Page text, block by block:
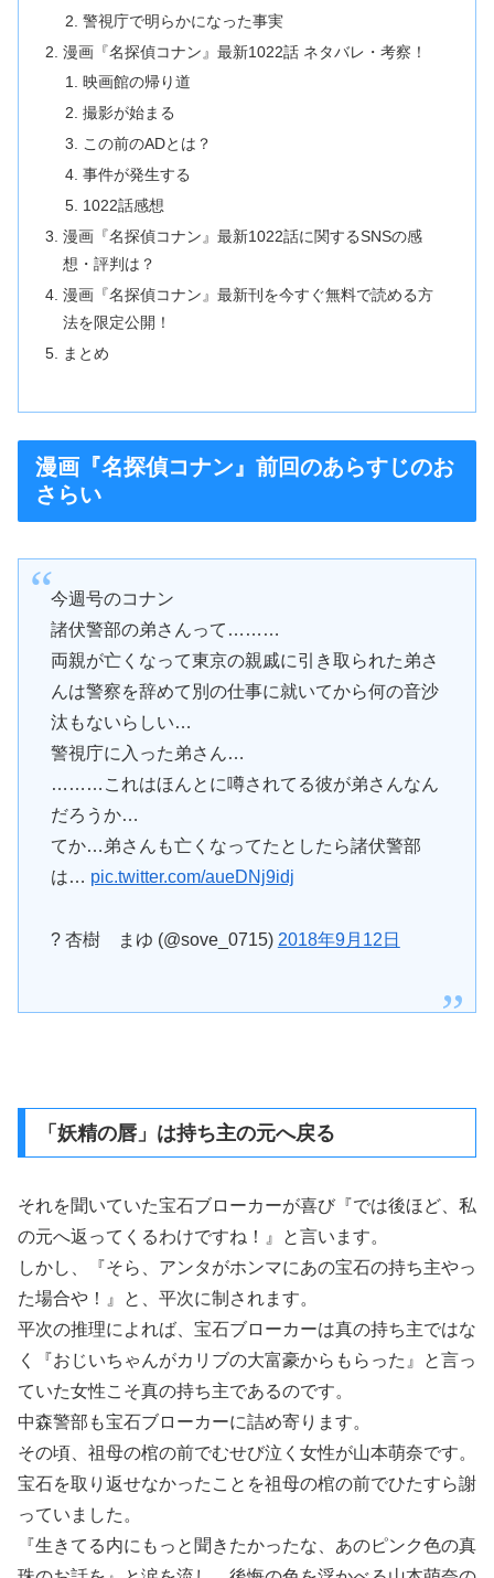
警視庁で明らかになった事実
漫画『名探偵コナン』最新1022話 ネタバレ・考察！
映画館の帰り道
撮影が始まる
この前のADとは？
事件が発生する
1022話感想
漫画『名探偵コナン』最新1022話に関するSNSの感
想・評判は？
漫画『名探偵コナン』最新刊を今すぐ無料で読める方
法を限定公開！
まとめ
漫画『名探偵コナン』前回のあらすじのお
さらい
今週号のコナン
諸伏警部の弟さんって………
両親が亡くなって東京の親戚に引き取られた弟さ
んは警察を辞めて別の仕事に就いてから何の音沙
汰もないらしい…
警視庁に入った弟さん…
………これはほんとに噂されてる彼が弟さんなん
だろうか…
てか…弟さんも亡くなってたとしたら諸伏警部
は… pic.twitter.com/aueDNj9idj
? 杏樹 まゆ (@sove_0715) 2018年9月12日
「妖精の唇」は持ち主の元へ戻る
それを聞いていた宝石ブローカーが喜び『では後ほど、私
の元へ返ってくるわけですね！』と言います。
しかし、『そら、アンタがホンマにあの宝石の持ち主やっ
た場合や！』と、平次に制されます。
平次の推理によれば、宝石ブローカーは真の持ち主ではな
く『おじいちゃんがカリブの大富豪からもらった』と言っ
ていた女性こそ真の持ち主であるのです。
中森警部も宝石ブローカーに詰め寄ります。
その頃、祖母の棺の前でむせび泣く女性が山本萌奈です。
宝石を取り返せなかったことを祖母の棺の前でひたすら謝
っていました。
『生きてる内にもっと聞きたかったな、あのピンク色の真